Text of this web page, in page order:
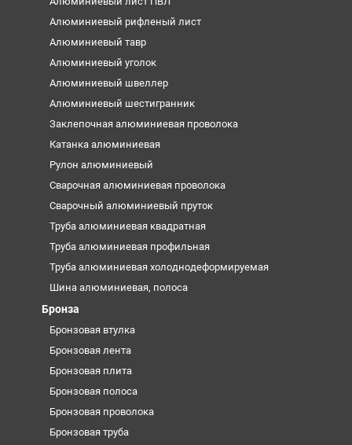
Алюминиевый рифленый лист
Алюминиевый тавр
Алюминиевый уголок
Алюминиевый швеллер
Алюминиевый шестигранник
Заклепочная алюминиевая проволока
Катанка алюминиевая
Рулон алюминиевый
Сварочная алюминиевая проволока
Сварочный алюминиевый пруток
Труба алюминиевая квадратная
Труба алюминиевая профильная
Труба алюминиевая холоднодеформируемая
Шина алюминиевая, полоса
Бронза
Бронзовая втулка
Бронзовая лента
Бронзовая плита
Бронзовая полоса
Бронзовая проволока
Бронзовая труба